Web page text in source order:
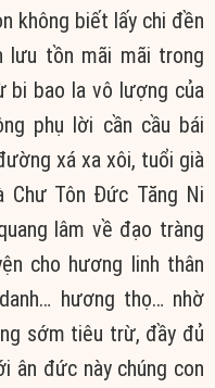
không biết lấy chi đền
lưu tồn mãi mãi trong
bi bao la vô lượng của
phụ lời cần cầu bái
xá xa xôi, tuổi già
Chư Tôn Đức Tăng Ni
lâm về đạo tràng
cho hương linh thân
hương thọ… nhờ
sớm tiêu trừ, đầy đủ
ân đức này chúng con